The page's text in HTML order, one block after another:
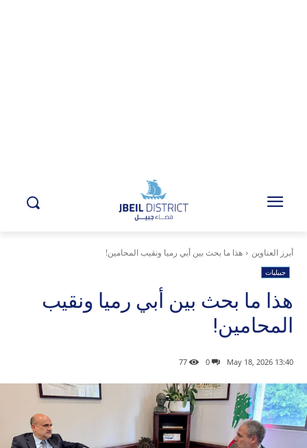
أبرز العناوين هذا ما بحث بين أبي رميا ونقيب المحامين!
جبيليات
هذا ما بحث بين أبي رميا ونقيب
المحامين!
13:40 2026 ,May 18
0
77